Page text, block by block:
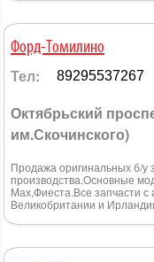
Форд-Томилино
Тел: 89295537267
Октябрьский
им.Скочинского)
Продажа оригинальных б/у
производства.Основные
Мах,Фиеста.Все запчасти с
Великобритании и